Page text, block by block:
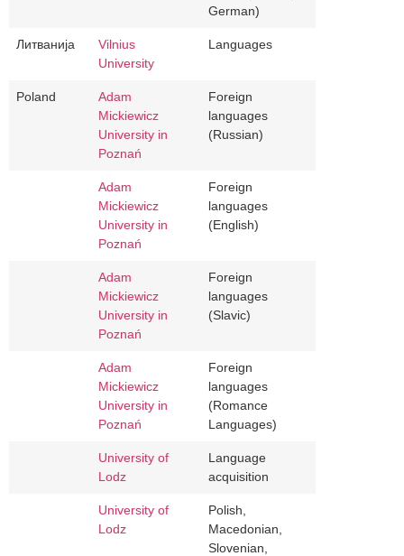
German)
Литванија
Vilnius
University
Languages
Poland
Adam
Mickiewicz
University in
Poznań
Foreign
languages
(Russian)
Adam
Mickiewicz
University in
Poznań
Foreign
languages
(English)
Adam
Mickiewicz
University in
Poznań
Foreign
languages
(Slavic)
Adam
Mickiewicz
University in
Poznań
Foreign
languages
(Romance
Languages)
University of
Lodz
Language
acquisition
University of
Lodz
Polish,
Macedonian,
Slovenian,